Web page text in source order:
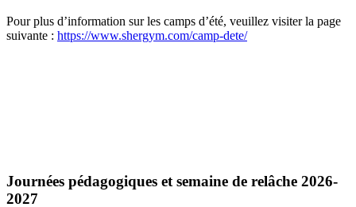
Pour plus d’information sur les camps d’été, veuillez visiter la page
suivante : https://www.shergym.com/camp-dete/
Journées pédagogiques et semaine de relâche 2026-
2027